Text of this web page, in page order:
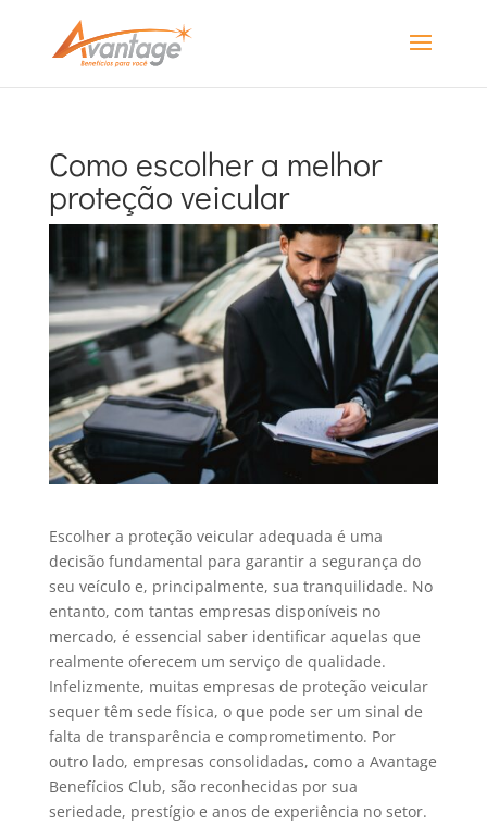
Como escolher a melhor
proteção veicular
Escolher a proteção veicular adequada é uma
decisão fundamental para garantir a segurança do
seu veículo e, principalmente, sua tranquilidade. No
entanto, com tantas empresas disponíveis no
mercado, é essencial saber identificar aquelas que
realmente oferecem um serviço de qualidade.
Infelizmente, muitas empresas de proteção veicular
sequer têm sede física, o que pode ser um sinal de
falta de transparência e comprometimento. Por
outro lado, empresas consolidadas, como a Avantage
Benefícios Club, são reconhecidas por sua
seriedade, prestígio e anos de experiência no setor.